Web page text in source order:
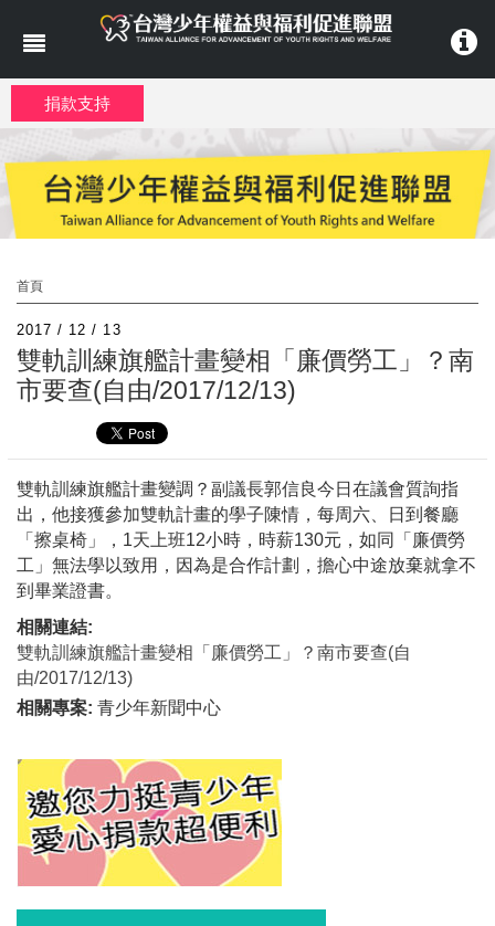
捐款支持
首頁
2017 / 12 / 13
雙軌訓練旗艦計畫變相「廉價勞工」？南
市要查(自由/2017/12/13)
雙軌訓練旗艦計畫變調？副議長郭信良今日在議會質詢指
出，他接獲參加雙軌計畫的學子陳情，每周六、日到餐廳
「擦桌椅」，1天上班12小時，時薪130元，如同「廉價勞
工」無法學以致用，因為是合作計劃，擔心中途放棄就拿不
到畢業證書。
相關連結:
雙軌訓練旗艦計畫變相「廉價勞工」？南市要查(自
由/2017/12/13)
相關專案: 青少年新聞中心